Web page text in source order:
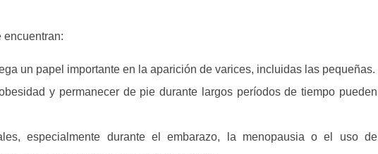
encuentran:
un papel importante en la aparición de varices, incluidas las pequeñas.
y permanecer de pie durante largos períodos de tiempo pueden
especialmente durante el embarazo, la menopausia o el uso de